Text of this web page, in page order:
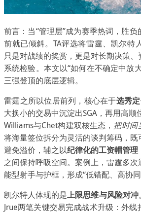
前言：当“管理层”成为赛季热词，胜
前就已倾斜。TA评选将雷霆、凯尔特
只是对战绩的奖赏，更是对长期决策
系统检验。本文以“如何在不确定中放
三强登顶的底层逻辑。
雷霆之所以位居前列，核心在于选秀
大换小的交易中沉淀出SGA，再用高顺
Williams与Chet构建双核生态， 把时间
将海量签位拆分为灵活的谈判筹码，
避免溢价，辅之以纪律化的工资帽管理
之间保持呼吸空间。案例上，雷霆多
能型射手与护框，形成“低错配、高协同
凯尔特人体现的是上限思维与风险对冲
Jrue两笔关键交易完成战术升级：外